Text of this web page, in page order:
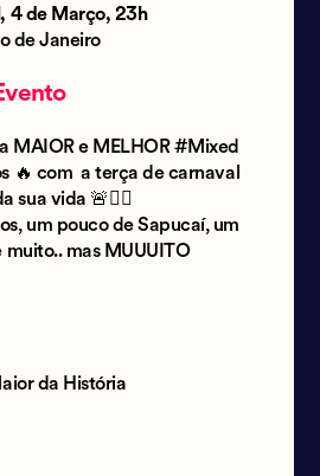
4 de Março, 23h
de Janeiro
MAIOR e MELHOR #Mixed
🔥 com a terça de carnaval
sua vida 🚨❤️‍🔥
um pouco de Sapucaí, um
muito.. mas MUUUITO
da História